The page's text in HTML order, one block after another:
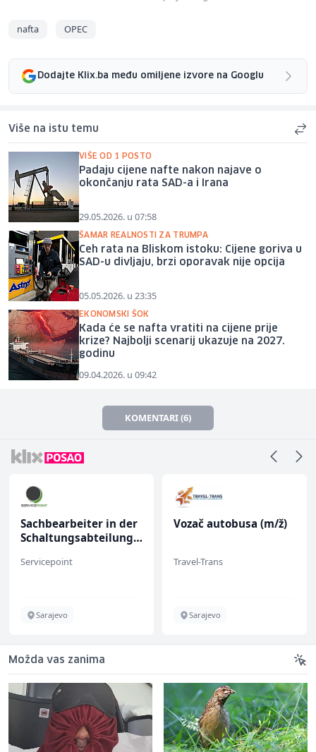
nafta OPEC
Dodajte Klix.ba među omiljene izvore na Googlu
Više na istu temu
VIŠE OD 1 POSTO
Padaju cijene nafte nakon najave o
okončanju rata SAD-a i Irana
29.05.2026. u 07:58
ŠAMAR REALNOSTI ZA TRUMPA
Ceh rata na Bliskom istoku: Cijene goriva u
SAD-u divljaju, brzi oporavak nije opcija
05.05.2026. u 23:35
EKONOMSKI ŠOK
Kada će se nafta vratiti na cijene prije
krize? Najbolji scenarij ukazuje na 2027.
godinu
09.04.2026. u 09:42
KOMENTARI (6)
Sachbearbeiter in der
Schaltungsabteilung
Servicepoint
Sarajevo
Vozač autobusa (m/ž)
Travel-Trans
Sarajevo
Možda vas zanima